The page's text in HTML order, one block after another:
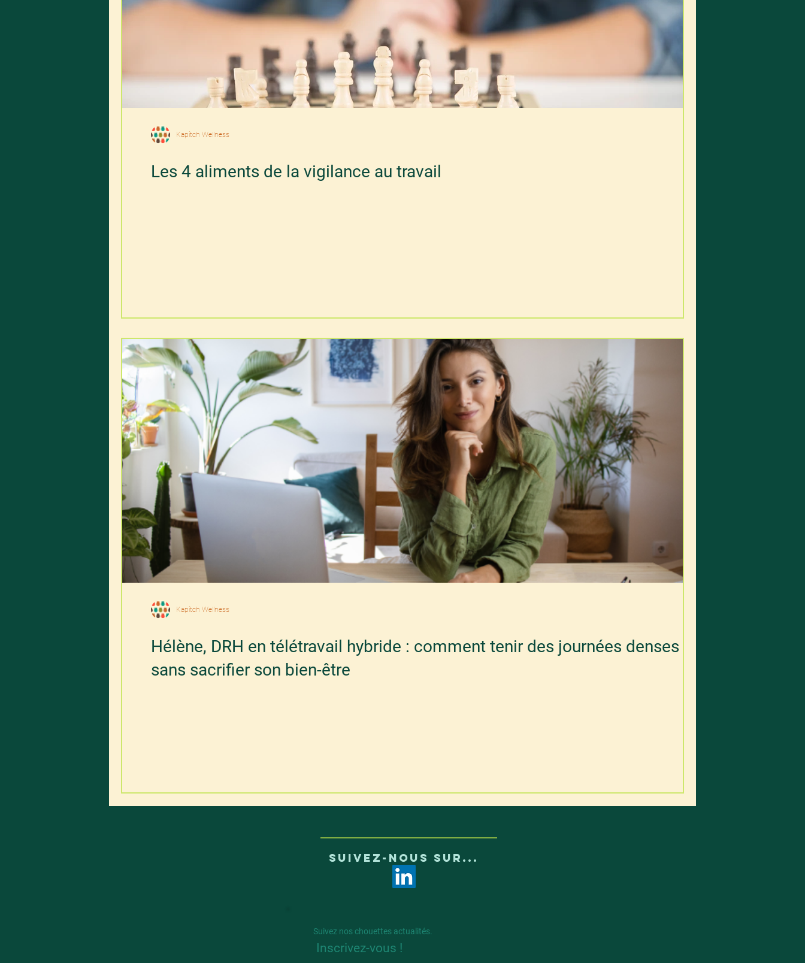
Les 4 aliments de la vigilance au travail
Kapitch Wellness
Hélène, DRH en télétravail hybride : comment tenir des journées denses
sans sacrifier son bien-être
Kapitch Wellness
SUIVEZ-NOUS SUR...
Suivez nos chouettes actualités.
Inscrivez-vous !